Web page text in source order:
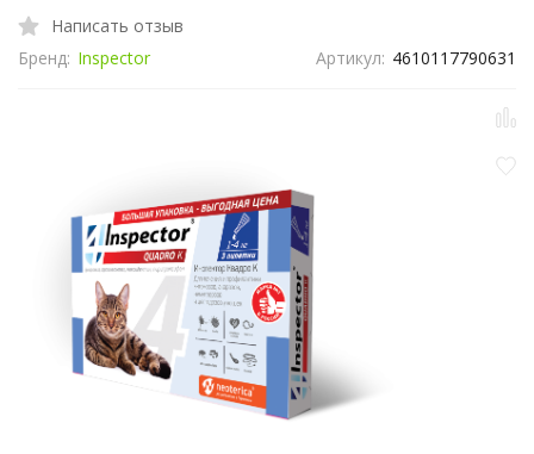
Написать отзыв
Бренд: Inspector Артикул: 4610117790631